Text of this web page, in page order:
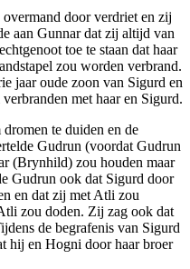
door verdriet en zij
aan Gunnar dat zij altijd van
toe te staan dat haar
zou worden verbrand.
jaar oude zoon van Sigurd en
met haar en Sigurd.
te duiden en de
Gudrun (voordat Gudrun
(Brynhild) zou houden maar
Gudrun ook dat Sigurd door
en dat zij met Atli zou
zou doden. Zij zag ook dat
de begrafenis van Sigurd
hij en Hogni door haar broer